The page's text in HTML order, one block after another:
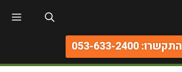
התקשרו: 053-633-2400